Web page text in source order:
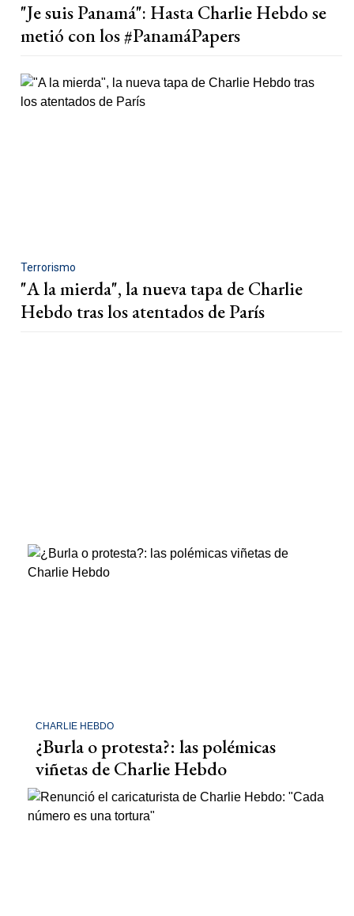
"Je suis Panamá": Hasta Charlie Hebdo se
metió con los #PanamáPapers
Terrorismo
"A la mierda", la nueva tapa de Charlie
Hebdo tras los atentados de París
CHARLIE HEBDO
¿Burla o protesta?: las polémicas
viñetas de Charlie Hebdo